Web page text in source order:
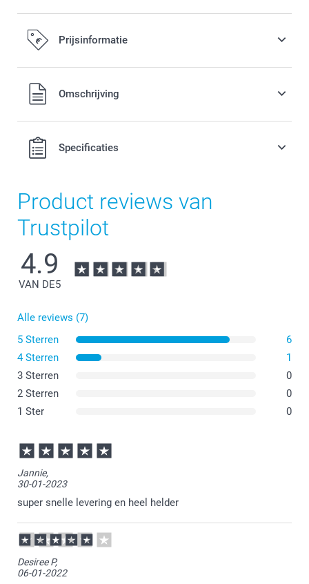
Prijsinformatie
Alle prijzen zijn in EURO (€) inclusief BTW en exclusief
verzendkosten.Omschrijving
Specificaties
Product reviews van
Trustpilot
4.9
VAN DE5
Alle reviews (7)
5 Sterren
6
4 Sterren
1
3 Sterren
0
2 Sterren
0
1 Ster
0
Jannie,
30-01-2023
super snelle levering en heel helder
Desiree P,
06-01-2022